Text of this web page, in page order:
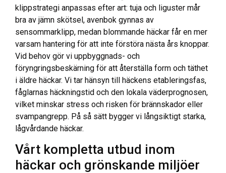
klippstrategi anpassas efter art: tuja och liguster mår
bra av jämn skötsel, avenbok gynnas av
sensommarklipp, medan blommande häckar får en mer
varsam hantering för att inte förstöra nästa års knoppar.
Vid behov gör vi uppbyggnads- och
föryngringsbeskärning för att återställa form och täthet
i äldre häckar. Vi tar hänsyn till häckens etableringsfas,
fåglarnas häckningstid och den lokala väderprognosen,
vilket minskar stress och risken för brännskador eller
svampangrepp. På så sätt bygger vi långsiktigt starka,
lågvårdande häckar.
Vårt kompletta utbud inom
häckar och grönskande miljöer